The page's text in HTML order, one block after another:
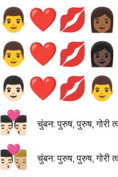
👨‍❤️‍💋‍👩🏾
👨‍❤️‍💋‍👩🏿
👨🏻‍❤️‍💋‍👨
👨🏻‍❤️‍💋‍👨🏻 चुंबन: पुरुष, पुरुष, गोरी
👨🏻‍❤️‍💋‍👨🏼 चुंबन: पुरुष, पुरुष, गोरी